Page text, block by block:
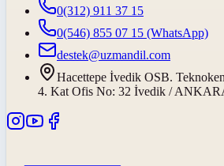
0(312) 911 37 15
0(546) 855 07 15 (WhatsApp)
destek@uzmandil.com
Hacettepe İvedik OSB.
4. Kat Ofis No: 32 İvedik /